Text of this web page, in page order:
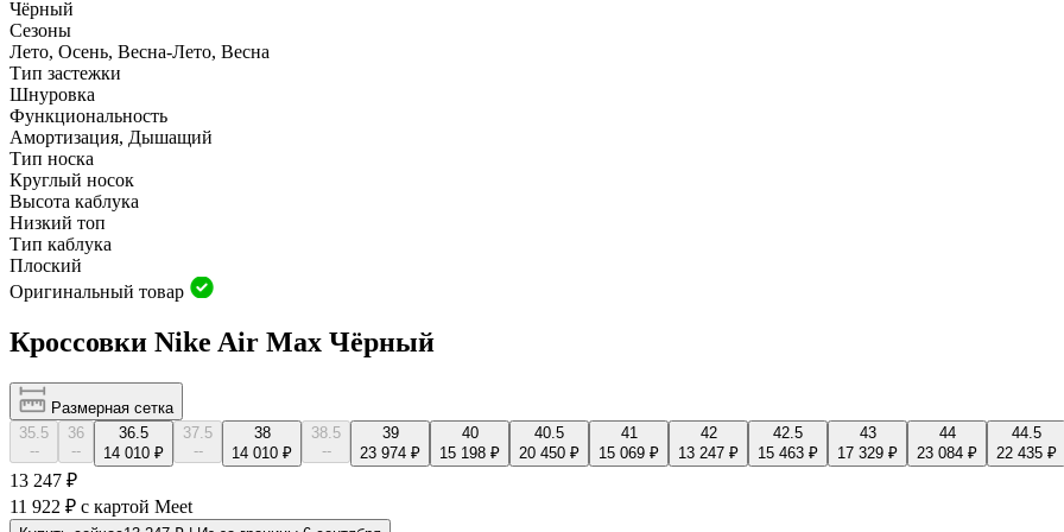
Чёрный
Сезоны
Лето, Осень, Весна-Лето, Весна
Тип застежки
Шнуровка
Функциональность
Амортизация, Дышащий
Тип носка
Круглый носок
Высота каблука
Низкий топ
Тип каблука
Плоский
Оригинальный товар
Кроссовки Nike Air Max Чёрный
Размерная сетка
35.5
--
36
--
36.5
14 010 ₽
37.5
--
38
14 010 ₽
38.5
--
39
23 974 ₽
40
15 198 ₽
40.5
20 450 ₽
41
15 069 ₽
42
13 247 ₽
42.5
15 463 ₽
43
17 329 ₽
44
23 084 ₽
44.5
22 435 ₽
13 247 ₽
11 922 ₽ с картой Meet